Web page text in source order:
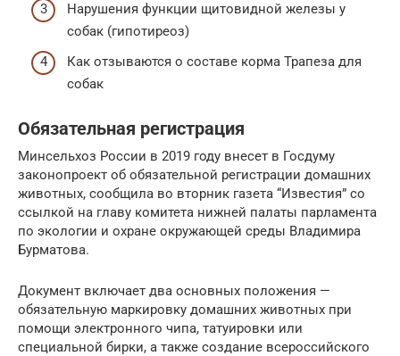
Нарушения функции щитовидной железы у
собак (гипотиреоз)
Как отзываются о составе корма Трапеза для
собак
Обязательная регистрация
Минсельхоз России в 2019 году внесет в Госдуму
законопроект об обязательной регистрации домашних
животных, сообщила во вторник газета “Известия” со
ссылкой на главу комитета нижней палаты парламента
по экологии и охране окружающей среды Владимира
Бурматова.
Документ включает два основных положения —
обязательную маркировку домашних животных при
помощи электронного чипа, татуировки или
специальной бирки, а также создание всероссийского